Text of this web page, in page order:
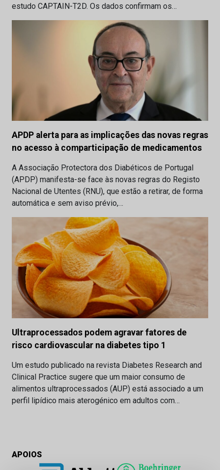
estudo CAPTAIN-T2D. Os dados confirmam os…
APDP alerta para as implicações das novas regras
no acesso à comparticipação de medicamentos
A Associação Protectora dos Diabéticos de Portugal
(APDP) manifesta-se face às novas regras do Registo
Nacional de Utentes (RNU), que estão a retirar, de forma
automática e sem aviso prévio,…
Ultraprocessados podem agravar fatores de
risco cardiovascular na diabetes tipo 1
Um estudo publicado na revista Diabetes Research and
Clinical Practice sugere que um maior consumo de
alimentos ultraprocessados (AUP) está associado a um
perfil lipídico mais aterogénico em adultos com…
APOIOS